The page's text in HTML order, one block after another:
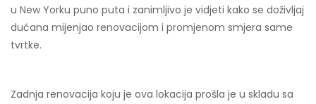
u New Yorku puno puta i zanimljivo je vidjeti kako se doživljaj
dućana mijenjao renovacijom i promjenom smjera same
tvrtke.
Zadnja renovacija koju je ova lokacija prošla je u skladu sa